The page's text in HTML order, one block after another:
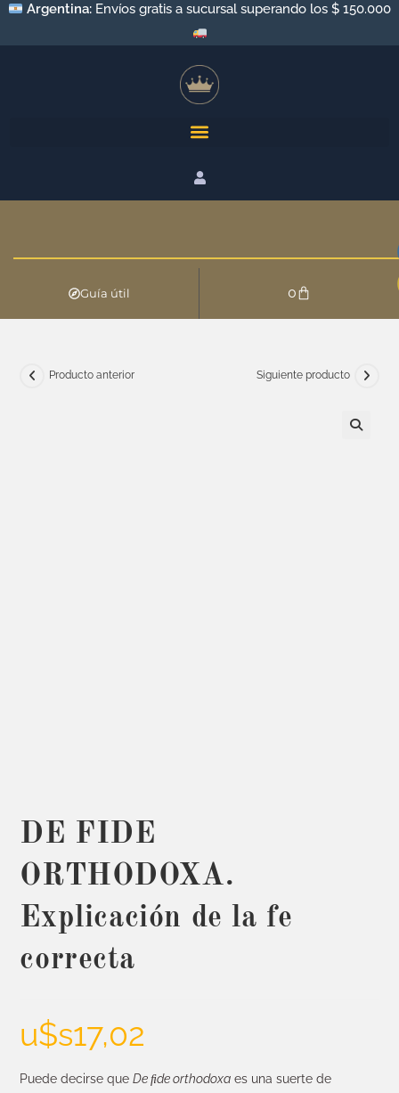
Argentina:Envíos a todo el país por Andreani y Correo
Argentino
Guía útil 0
Producto anterior Siguiente producto
DE FIDE
ORTHODOXA.
Explicación de la fe
correcta
u$s17,02
Puede decirse queDe ﬁde orthodoxa es una suerte de